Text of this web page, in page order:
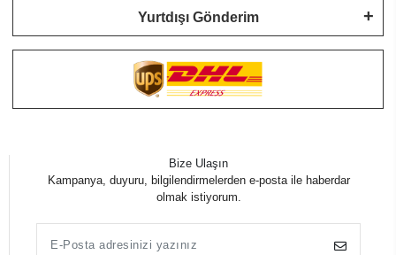
Yurtdışı Gönderim
Bize Ulaşın
Kampanya, duyuru, bilgilendirmelerden e-posta ile haberdar
olmak istiyorum.